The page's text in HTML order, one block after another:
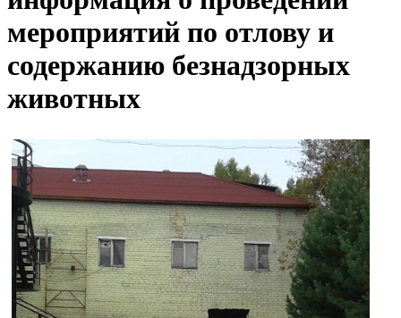
мероприятий по отлову и
содержанию безнадзорных
животных